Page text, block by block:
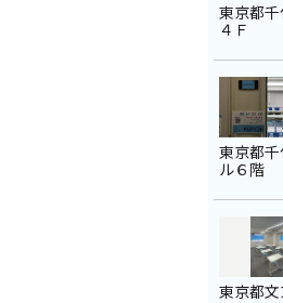
東京都
４Ｆ
東京都
ル６階
東京都